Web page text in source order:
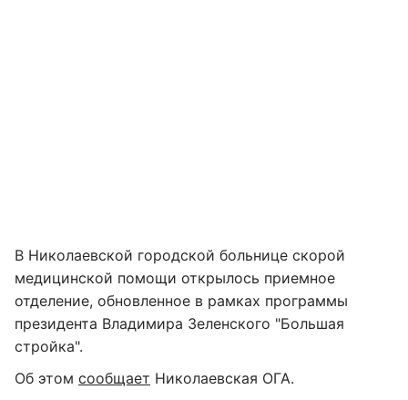
В Николаевской городской больнице скорой
медицинской помощи открылось приемное
отделение, обновленное в рамках программы
президента Владимира Зеленского "Большая
стройка".
Об этом сообщает Николаевская ОГА.